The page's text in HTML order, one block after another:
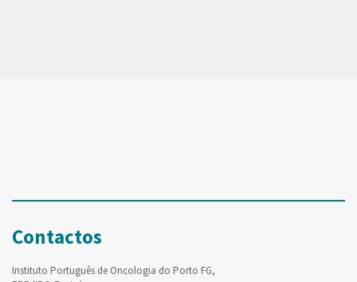
Contactos
Instituto Português de Oncologia do Porto FG,